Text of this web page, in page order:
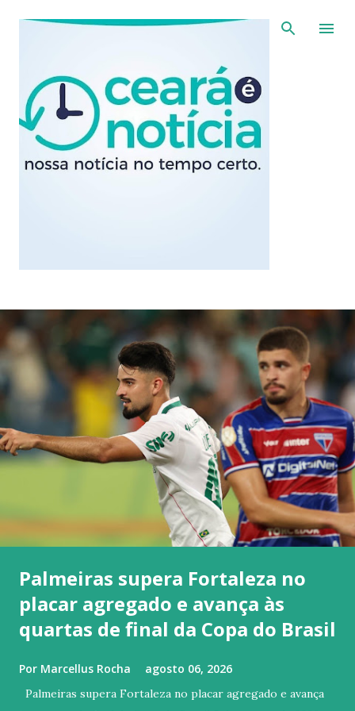
Pular para o conteúdo principal
Palmeiras supera Fortaleza no
placar agregado e avança às
quartas de final da Copa do Brasil
Por Marcellus Rocha agosto 06, 2026
Palmeiras supera Fortaleza no placar agregado e avança